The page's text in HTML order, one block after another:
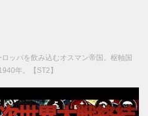
ロッパを飲み込むオスマン帝国。枢軸国
年。【ST2】